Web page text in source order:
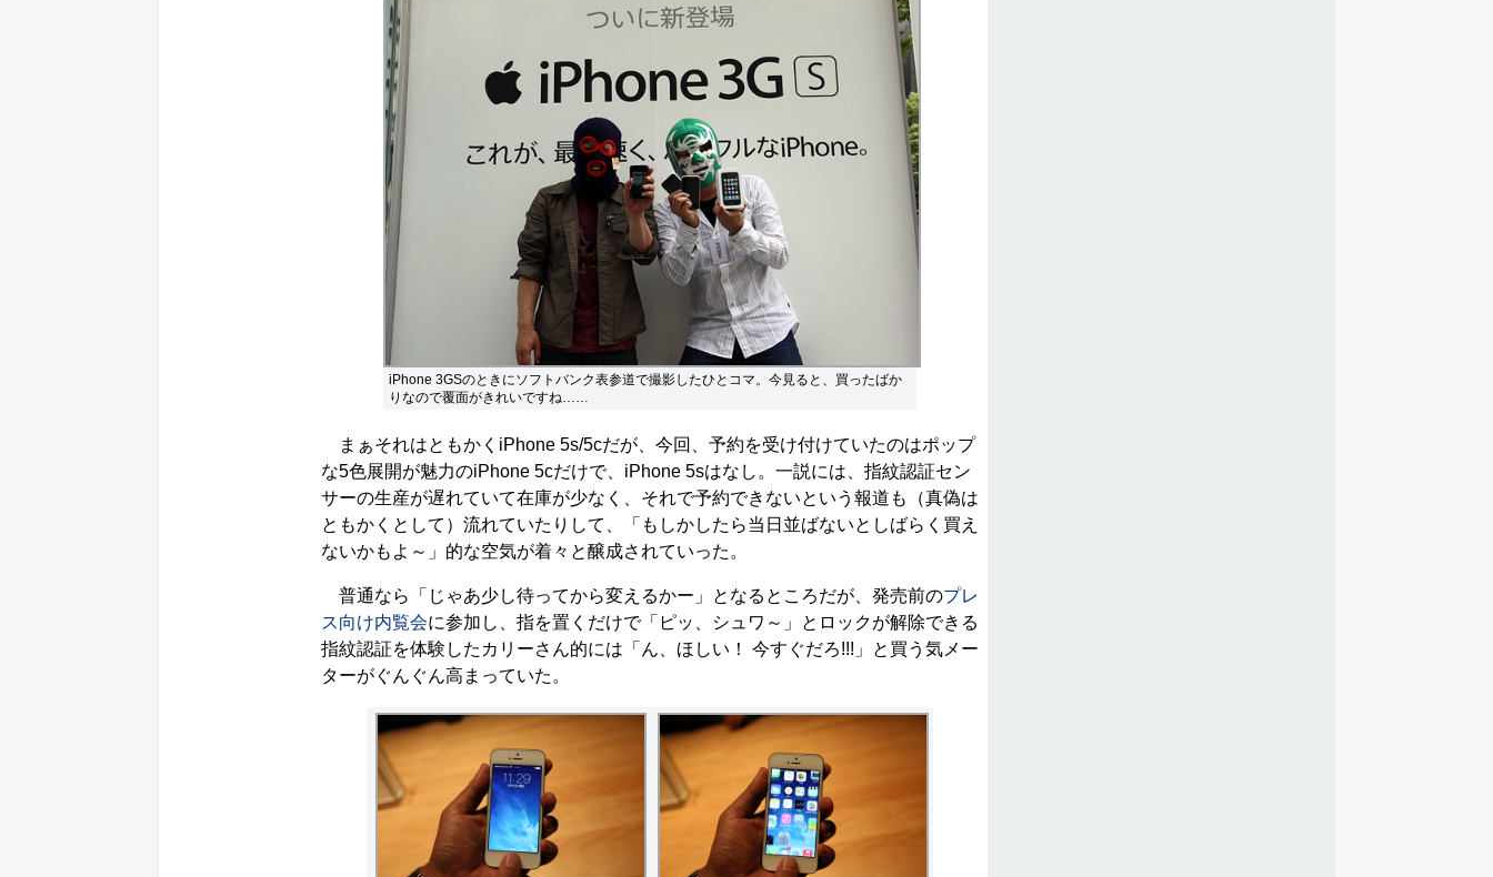
iPhone 3GSのときにソフトバンク表参道で撮影したひとコマ。今見ると、買ったばか
りなので覆面がきれいですね……
まぁそれはともかくiPhone 5s/5cだが、今回、予約を受け付けていたのはポップ
な5色展開が魅力のiPhone 5cだけで、iPhone 5sはなし。一説には、指紋認証セン
サーの生産が遅れていて在庫が少なく、それで予約できないという報道も（真偽は
ともかくとして）流れていたりして、「もしかしたら当日並ばないとしばらく買え
ないかもよ～」的な空気が着々と醸成されていった。
普通なら「じゃあ少し待ってから変えるかー」となるところだが、発売前のプレ
ス向け内覧会に参加し、指を置くだけで「ピッ、シュワ～」とロックが解除できる
指紋認証を体験したカリーさん的には「ん、ほしい！ 今すぐだろ!!!」と買う気メー
ターがぐんぐん高まっていた。